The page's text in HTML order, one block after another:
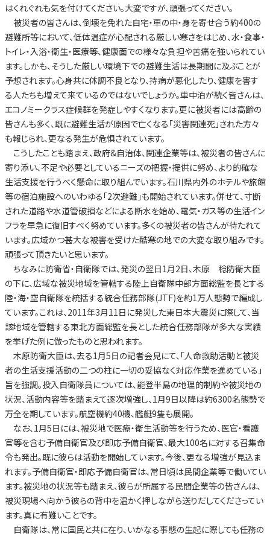
はくれぐれも気を付けてください。大変ですが、頑張ってください。
被災者の皆さんは、倒壊を免れた自宅・車の中・身を寄せ合う約400の
避難所等において、低体温症が心配される厳しい寒さをはじめ、水・食事・
トイレ・入浴・衛生・医療等、健康面での様々な負担や苦痛を強いられてい
ます。しかも、そうした厳しい環境下での避難生活は長期間に及ぶことが
予想されます。心身共に体調不良となり、持病が悪化したり、健康を害す
る人たちも増えて来ているのではないでしょうか。車中泊が続く皆さんは、
エコノミークラス症候群を発症しやすくなります。更に被災者には高齢の
皆さんも多く、既に避難生活が原因で亡くなる「災害関連死」された方々
も報じられ、更なる発生が危惧されています。
こうしたことも踏まえ、政府&自治体、関連企業等は、被災者の皆さんに
寄り添い、不足や必要としているニーズの把握・提供に努め、より的確な
生活支援を行うべく懸命に取り組んでいます。石川県内外のホテルや旅館
等の宿泊施設へのいわゆる「2次避難」も開始されています。併せて、寸断
された道路や水道管破損などによる断水を始め、電気・ガス等の生活イン
フラを早急に復旧すべく努めています。多くの被災者の皆さんが待たれて
います。広域かつ甚大な被害を受けた酷寒の地での大変な取り組みです。
頑張って頂きたいと思います。
ちなみに防衛省・自衛隊では、発災の翌日1月2日、木原 稔防衛大臣
の下に、広域な被災地域を管轄する陸上自衛隊中部方面総監を長とする
陸・海・空自衛隊を統括する統合任務部隊(JTF)を約1万人態勢で編成し
ています。これは、2011年3月11日に発災した東日本大震災に際して、当
該地域を管轄する東北方面総監を長とした統合任務部隊が多大な実績
を挙げた例に倣ったものと思われます。
木原防衛大臣は、去る1月5日の記者会見にて、「人命救助活動と被災
者の生活支援活動の二つの柱に一切の妥協なく対応作業を進めている」
旨を強調。投入自衛隊員については、能登半島の地理的制約や被災地の
状況、活動内容等を踏まえて逐次増強し、1月9日以降は約6300名態勢で
万全を期しています。航空機約40機、艦艇9隻も展開。
なお、1月5日には、被災地で医療・衛生活動等を行うため、医官・看護
官等を含む予備自衛官及び即応予備自衛官、最大100名に対する召集命
令も発出。既に彼らは活動を開始しています。今後、更なる増強が見込ま
れます。予備自衛官・即応予備自衛官は、常日頃は民間企業等で働いてい
ます。被災地の状況等も踏まえ、彼らが所属する民間企業等の皆さんは、
被災現場へ向かう彼らの背中を温かく押しながら送りだしてくださってい
ます。真に有難いことです。
自衛隊は、常に国民と共に在り、いかなる事態の生起に際しても任務の